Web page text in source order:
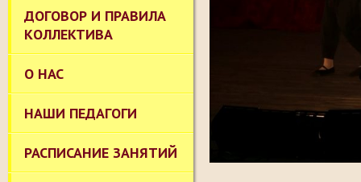
ДОГОВОР И ПРАВИЛА
КОЛЛЕКТИВА
О НАС
НАШИ ПЕДАГОГИ
РАСПИСАНИЕ ЗАНЯТИЙ